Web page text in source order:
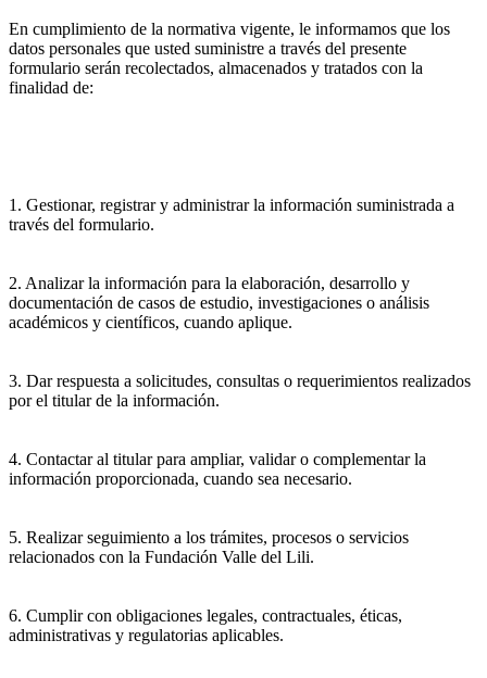
En cumplimiento de la normativa vigente, le informamos que los
datos personales que usted suministre a través del presente
formulario serán recolectados, almacenados y tratados con la
finalidad de:
1. Gestionar, registrar y administrar la información suministrada a
través del formulario.
2. Analizar la información para la elaboración, desarrollo y
documentación de casos de estudio, investigaciones o análisis
académicos y científicos, cuando aplique.
3. Dar respuesta a solicitudes, consultas o requerimientos realizados
por el titular de la información.
4. Contactar al titular para ampliar, validar o complementar la
información proporcionada, cuando sea necesario.
5. Realizar seguimiento a los trámites, procesos o servicios
relacionados con la Fundación Valle del Lili.
6. Cumplir con obligaciones legales, contractuales, éticas,
administrativas y regulatorias aplicables.